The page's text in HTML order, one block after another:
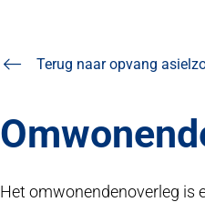
Terug naar opvang
Het omwonendenoverleg is